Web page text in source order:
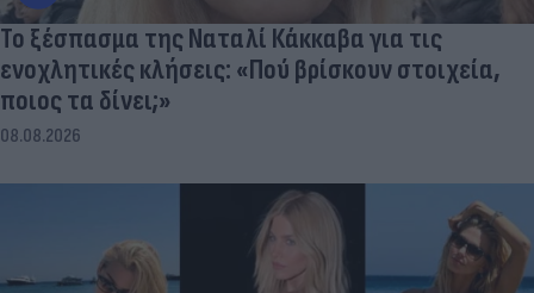
Το ξέσπασμα της Ναταλί Κάκκαβα για τις
ενοχλητικές κλήσεις: «Πού βρίσκουν στοιχεία,
ποιος τα δίνει;»
08.08.2026